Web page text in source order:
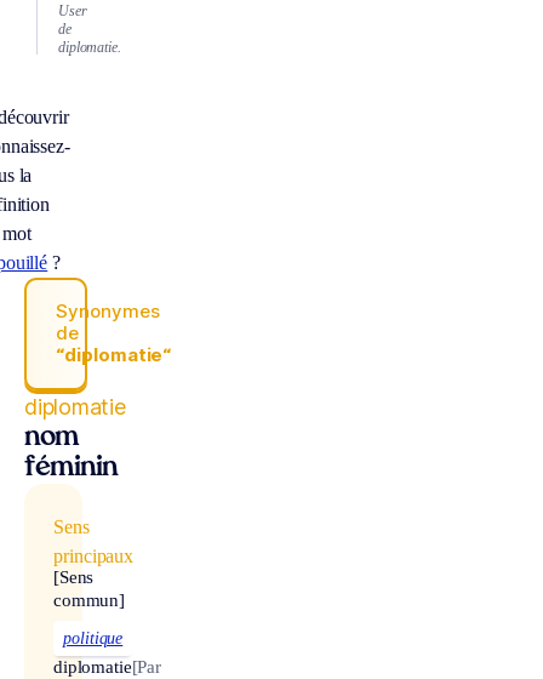
User
de
diplomatie.
la
?
Synonymes
de
“diplomatie“
diplomatie
nom
féminin
Sens
principaux
[Sens
commun]
politique
diplomatie[Par